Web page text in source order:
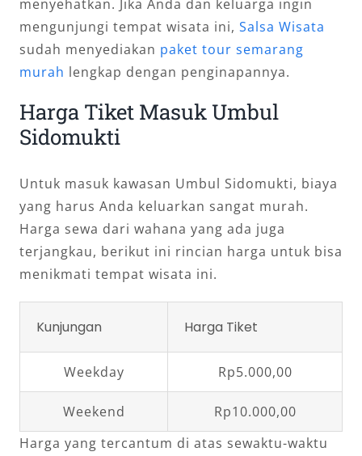
menyehatkan. Jika Anda dan keluarga ingin
mengunjungi tempat wisata ini, Salsa Wisata
sudah menyediakan paket tour semarang
murah lengkap dengan penginapannya.
Harga Tiket Masuk Umbul
Sidomukti
Untuk masuk kawasan Umbul Sidomukti, biaya
yang harus Anda keluarkan sangat murah.
Harga sewa dari wahana yang ada juga
terjangkau, berikut ini rincian harga untuk bisa
menikmati tempat wisata ini.
Kunjungan Harga Tiket
Weekday Rp5.000,00
Weekend
Rp10.000,00
Harga yang tercantum di atas sewaktu-waktu